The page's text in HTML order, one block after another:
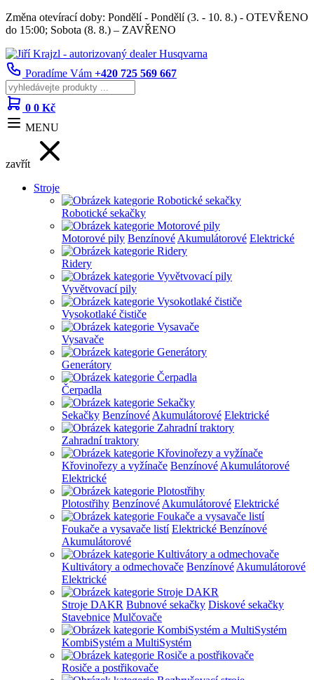
Změna otevírací doby: Pondělí - Pondělí (3. - 10. 8.) - OTEVŘENO
do 15:00; Sobota (8. 8.) – ZAVŘENO
Poradíme Vám +420 725 569 667
0 0 Kč
MENU
zavřít
Stroje
Robotické sekačky
Motorové pily Benzínové Akumulátorové Elektrické
Ridery
Vyvětvovací pily
Vysokotlaké čističe
Vysavače
Generátory
Čerpadla
Sekačky Benzínové Akumulátorové Elektrické
Zahradní traktory
Křovinořezy a vyžínače Benzínové Akumulátorové
Elektrické
Plotostřihy Benzínové Akumulátorové Elektrické
Foukače a vysavače listí Elektrické Benzínové
Akumulátorové
Kultivátory a odmechovače Benzínové Akumulátorové
Elektrické
Stroje DAKR Bubnové sekačky Diskové sekačky
Stavebnice Mulčovače
KombiSystém a MultiSystém
Rosiče a postřikovače